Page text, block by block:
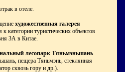
в отеле.
художественная галерея
к категории туристических объектов
3А в Китае.
лесопарк Тяньмэньшань
пещера Тяньмэнь, стеклянная
сквозь гору и др.).